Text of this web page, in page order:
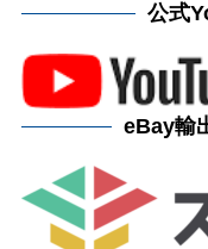
公式
eBay輸